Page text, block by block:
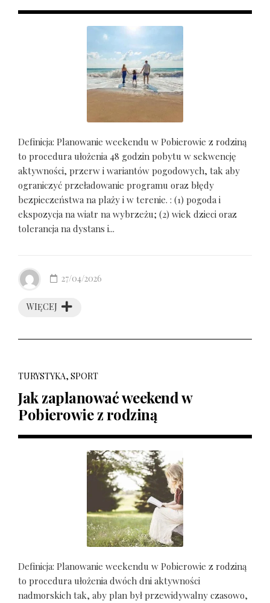
Definicja: Planowanie weekendu w Pobierowie z rodziną
to procedura ułożenia 48 godzin pobytu w sekwencję
aktywności, przerw i wariantów pogodowych, tak aby
ograniczyć przeładowanie programu oraz błędy
bezpieczeństwa na plaży i w terenie. : (1) pogoda i
ekspozycja na wiatr na wybrzeżu; (2) wiek dzieci oraz
tolerancja na dystans i...
WIĘCEJ
27/04/2026
TURYSTYKA, SPORT
Jak zaplanować weekend w
Pobierowie z rodziną
Definicja: Planowanie weekendu w Pobierowie z rodziną
to procedura ułożenia dwóch dni aktywności
nadmorskich tak, aby plan był przewidywalny czasowo,